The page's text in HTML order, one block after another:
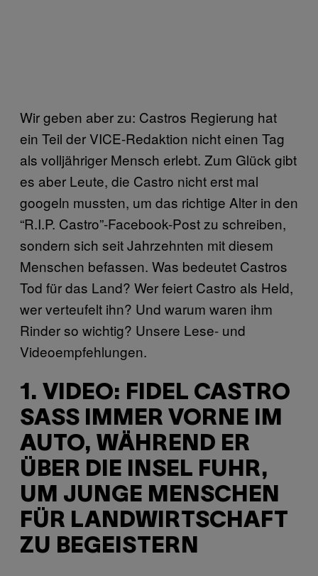
Wir geben aber zu: Castros Regierung hat
ein Teil der VICE-Redaktion nicht einen Tag
als volljähriger Mensch erlebt. Zum Glück gibt
es aber Leute, die Castro nicht erst mal
googeln mussten, um das richtige Alter in den
“R.I.P. Castro”-Facebook-Post zu schreiben,
sondern sich seit Jahrzehnten mit diesem
Menschen befassen. Was bedeutet Castros
Tod für das Land? Wer feiert Castro als Held,
wer verteufelt ihn? Und warum waren ihm
Rinder so wichtig? Unsere Lese- und
Videoempfehlungen.
1. VIDEO: FIDEL CASTRO
SASS IMMER VORNE IM A
UTO, WÄHREND ER Ü
BER DIE INSEL FUHR, U
M JUNGE MENSCHEN F
ÜR LANDWIRTSCHAFT Z
U BEGEISTERN